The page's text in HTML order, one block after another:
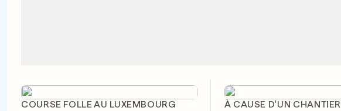
COURSE FOLLE AU LUXEMBOURG À CAUSE D'UN CHANTIER